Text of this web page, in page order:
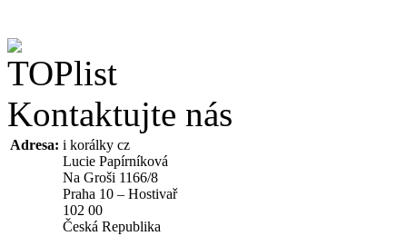
Kontaktujte nás
Adresa: i korálky cz
Lucie Papírníková
Na Groši 1166/8
Praha 10 – Hostivař
102 00
Česká Republika